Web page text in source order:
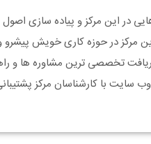
در این مرکز و پیاده سازی
مرکز در حوزه کاری خویش
تخصصی ترین مشاوره ها و
سایت با کارشناسان مرکز